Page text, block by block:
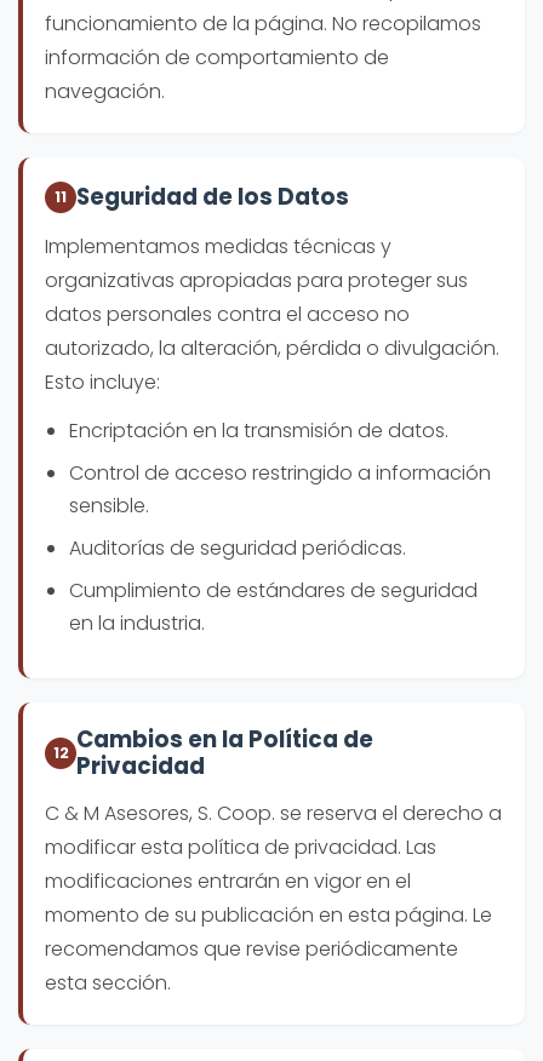
funcionamiento de la página. No recopilamos
información de comportamiento de
navegación.
11 Seguridad de los Datos
Implementamos medidas técnicas y
organizativas apropiadas para proteger sus
datos personales contra el acceso no
autorizado, la alteración, pérdida o divulgación.
Esto incluye:
Encriptación en la transmisión de datos.
Control de acceso restringido a información
sensible.
Auditorías de seguridad periódicas.
Cumplimiento de estándares de seguridad
en la industria.
12 Cambios en la Política de
Privacidad
C & M Asesores, S. Coop. se reserva el derecho a
modificar esta política de privacidad. Las
modificaciones entrarán en vigor en el
momento de su publicación en esta página. Le
recomendamos que revise periódicamente
esta sección.